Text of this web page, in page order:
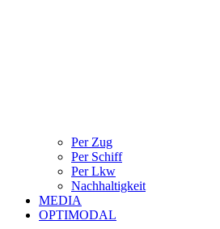
Per Zug
Per Schiff
Per Lkw
Nachhaltigkeit
MEDIA
OPTIMODAL